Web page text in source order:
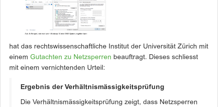
hat das rechtswissenschaftliche Institut der Universität Zürich mit
einem Gutachten zu Netzsperren beauftragt. Dieses schliesst
mit einem vernichtenden Urteil:
Ergebnis der Verhältnismässigkeitsprüfung
Die Verhältnismässigkeitsprüfung zeigt, dass Netzsperren